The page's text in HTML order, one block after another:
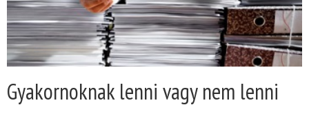
Gyakornoknak lenni vagy nem lenni